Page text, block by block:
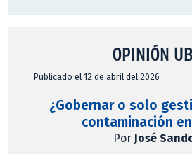
OPINIÓN
Publicado el 12 de abril del 2026
¿Gobernar o solo
contaminación
Por José